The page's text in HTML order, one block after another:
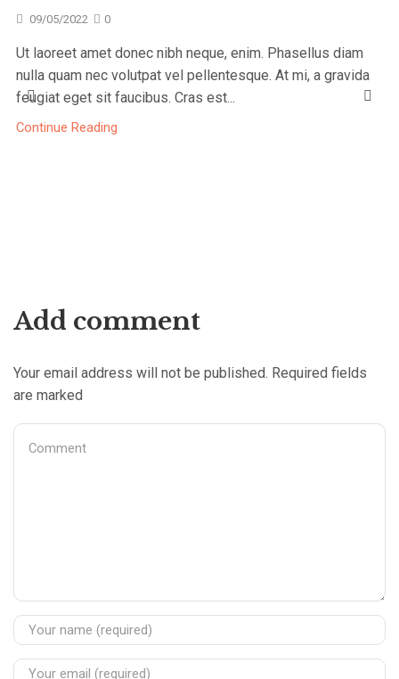
09/05/2022 0
Ut laoreet amet donec nibh neque, enim. Phasellus diam
nulla quam nec volutpat vel pellentesque. At mi, a gravida
feugiat eget sit faucibus. Cras est...
Continue Reading
Add comment
Your email address will not be published. Required fields
are marked